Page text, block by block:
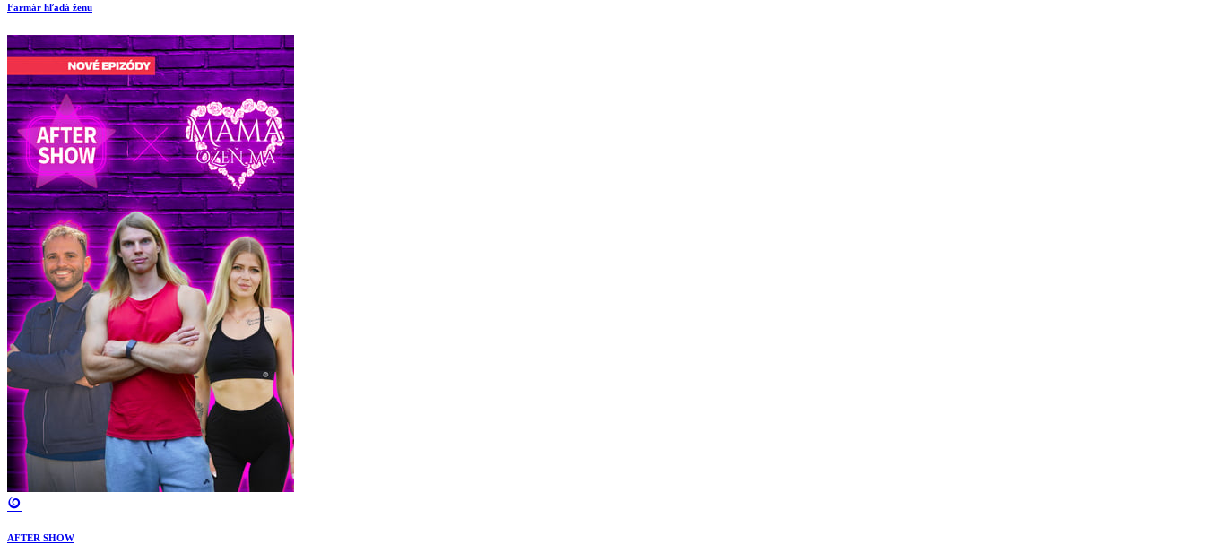
Farmár hľadá ženu
AFTER SHOW